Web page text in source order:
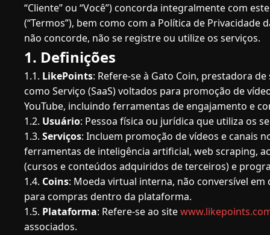
“Cliente” ou “Você”) concorda integralmente com
(“Termos”), bem como com a Política de Privacidade
não concorde, não se registre ou utilize os serviços.
1. Definições
1.1. LikePoints: Refere-se à Gato Coin, prestadora
como Serviço (SaaS) voltados para promoção de
YouTube, incluindo ferramentas de engajamento e
1.2. Usuário: Pessoa física ou jurídica que utiliza os
1.3. Serviços: Incluem promoção de vídeos e canais
ferramentas de inteligência artificial, web scraping,
(cursos e conteúdos adquiridos de terceiros) e
1.4. Coins: Moeda virtual interna, não conversível
para compras dentro da plataforma.
1.5. Plataforma: Refere-se ao site
associados.